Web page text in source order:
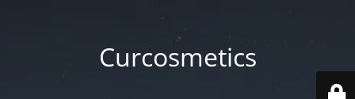
Curcosmetics